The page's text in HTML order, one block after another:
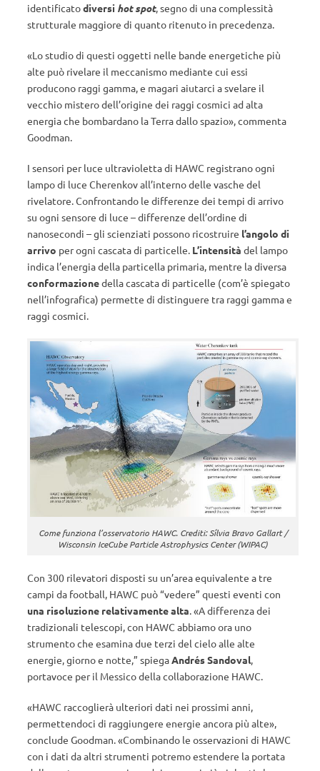
identificatodiversi hot spot, segno di una complessità
strutturale maggiore di quanto ritenuto in precedenza.
«Lo studio di questi oggetti nelle bande energetiche più
alte può rivelare il meccanismo mediante cui essi
producono raggi gamma, e magari aiutarci a svelare il
vecchio mistero dell’origine dei raggi cosmici ad alta
energia che bombardano la Terra dallo spazio», commenta
Goodman.
I sensori per luce ultravioletta di HAWC registrano ogni
lampo di luce Cherenkov all’interno delle vasche del
rivelatore. Confrontando le differenze dei tempi di arrivo
su ogni sensore di luce – differenze dell’ordine di
nanosecondi – gli scienziati possono ricostruire l’angolo di
arrivo per ogni cascata di particelle. L’intensità del lampo
indica l’energia della particella primaria, mentre la diversa
conformazionedella cascata di particelle (com’è spiegato
nell’infografica) permette di distinguere tra raggi gamma e
raggi cosmici.
Come funziona l’osservatorio HAWC. Crediti: Sílvia Bravo Gallart /
Wisconsin IceCube Particle Astrophysics Center (WIPAC)
Con 300 rilevatori disposti su un’area equivalente a tre
campi da football, HAWC può “vedere” questi eventi con
una risoluzione relativamente alta. «A differenza dei
tradizionali telescopi, con HAWC abbiamo ora uno
strumento che esamina due terzi del cielo alle alte
energie, giorno e notte,” spiegaAndrés Sandoval,
portavoce per il Messico della collaborazione HAWC.
«HAWC raccoglierà ulteriori dati nei prossimi anni,
permettendoci di raggiungere energie ancora più alte»,
conclude Goodman. «Combinando le osservazioni di HAWC
con i dati da altri strumenti potremo estendere la portata